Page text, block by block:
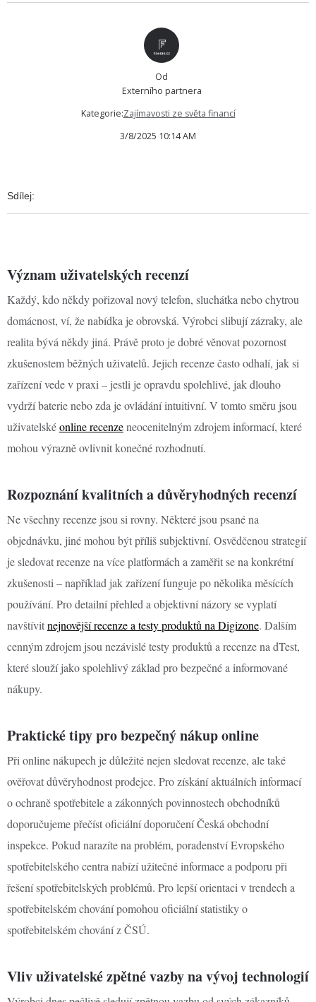
Od
Externího partnera
Kategorie:Zajímavosti ze světa financí
3/8/2025 10:14 AM
Sdílej:
Význam uživatelských recenzí
Každý, kdo někdy pořizoval nový telefon, sluchátka nebo chytrou
domácnost, ví, že nabídka je obrovská. Výrobci slibují zázraky, ale
realita bývá někdy jiná. Právě proto je dobré věnovat pozornost
zkušenostem běžných uživatelů. Jejich recenze často odhalí, jak si
zařízení vede v praxi – jestli je opravdu spolehlivé, jak dlouho
vydrží baterie nebo zda je ovládání intuitivní. V tomto směru jsou
uživatelskéonline recenzeneocenitelným zdrojem informací, které
mohou výrazně ovlivnit konečné rozhodnutí.
Rozpoznání kvalitních a důvěryhodných recenzí
Ne všechny recenze jsou si rovny. Některé jsou psané na
objednávku, jiné mohou být příliš subjektivní. Osvědčenou strategií
je sledovat recenze na více platformách a zaměřit se na konkrétní
zkušenosti – například jak zařízení funguje po několika měsících
používání. Pro detailní přehled a objektivní názory se vyplatí
navštívitnejnovější recenze a testy produktů na Digizone. Dalším
cenným zdrojem jsou nezávislé testy produktů a recenze na dTest,
které slouží jako spolehlivý základ pro bezpečné a informované
nákupy.
Praktické tipy pro bezpečný nákup online
Při online nákupech je důležité nejen sledovat recenze, ale také
ověřovat důvěryhodnost prodejce. Pro získání aktuálních informací
o ochraně spotřebitele a zákonných povinnostech obchodníků
doporučujeme přečíst oficiální doporučení Česká obchodní
inspekce. Pokud narazíte na problém, poradenství Evropského
spotřebitelského centra nabízí užitečné informace a podporu při
řešení spotřebitelských problémů. Pro lepší orientaci v trendech a
spotřebitelském chování pomohou oficiální statistiky o
spotřebitelském chování z ČSÚ.
Vliv uživatelské zpětné vazby na vývoj technologií